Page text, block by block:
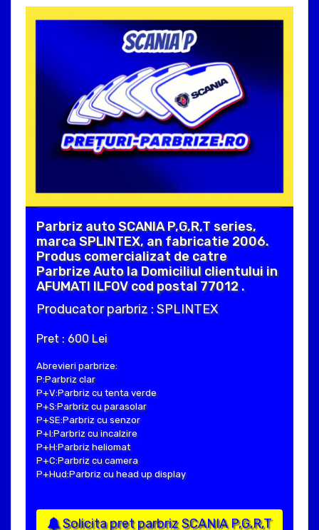
Parbriz auto SCANIA P,G,R,T series,
marca SPLINTEX, an fabricatie 2006.
Produs comercializat de catre
Parbrize Auto la Domiciliul clientului in
AFUMATI ILFOV cod postal 77012 .
Producator parbriz : SPLINTEX
Pret : 600 Lei
Abrevieri parbrize:
P:Parbriz clar
P+V:Parbriz cu tenta verde
P+S:Parbriz cu parasolar
P+SE:Parbriz cu senzor
P+I:Parbriz cu incalzire
P+H:Parbriz heliomat
P+C:Parbriz cu camera
P+Hud:Parbriz cu head up display
Solicita pret parbriz SCANIA P,G,R,T